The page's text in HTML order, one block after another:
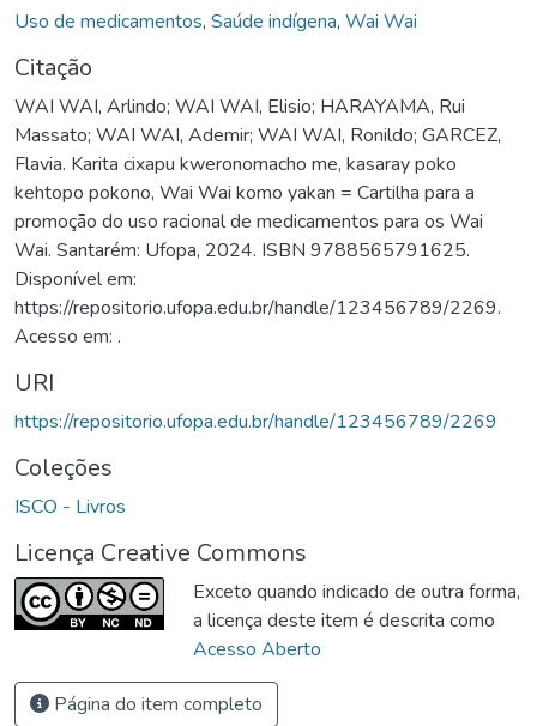
Uso de medicamentos, Saúde indígena, Wai Wai
Citação
WAI WAI, Arlindo; WAI WAI, Elisio; HARAYAMA, Rui
Massato; WAI WAI, Ademir; WAI WAI, Ronildo; GARCEZ,
Flavia. Karita cixapu kweronomacho me, kasaray poko
kehtopo pokono, Wai Wai komo yakan = Cartilha para a
promoção do uso racional de medicamentos para os Wai
Wai. Santarém: Ufopa, 2024. ISBN 9788565791625.
Disponível em:
https://repositorio.ufopa.edu.br/handle/123456789/2269.
Acesso em: .
URI
https://repositorio.ufopa.edu.br/handle/123456789/2269
Coleções
ISCO - Livros
Licença Creative Commons
Exceto quando indicado de outra forma,
a licença deste item é descrita como
Acesso Aberto
Página do item completo